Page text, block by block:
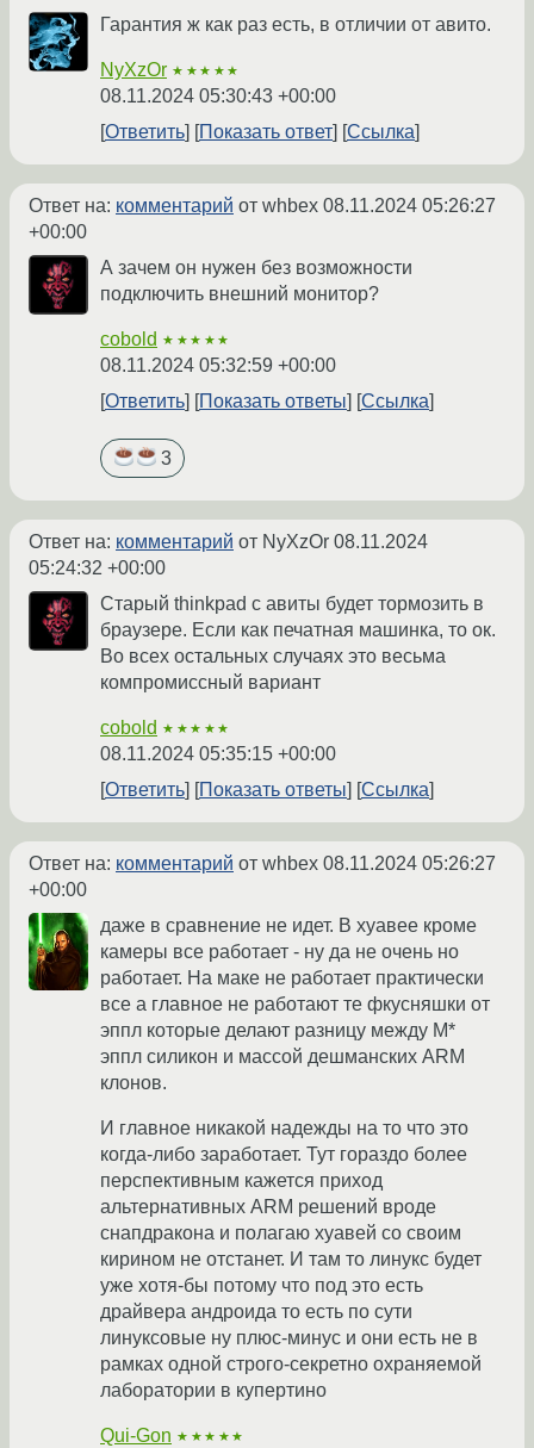
Гарантия ж как раз есть, в отличии от авито.
NyXzOr ★★★★★
08.11.2024 05:30:43 +00:00
Ответить
Показать ответ Ссылка
Ответ на: комментарий от whbex 08.11.2024 05:26:27
+00:00
А зачем он нужен без возможности
подключить внешний монитор?
cobold ★★★★★
08.11.2024 05:32:59 +00:00
Ответить
Показать ответы Ссылка
3
Ответ на: комментарий от NyXzOr 08.11.2024
05:24:32 +00:00
Старый thinkpad с авиты будет тормозить в
браузере. Если как печатная машинка, то ок.
Во всех остальных случаях это весьма
компромиссный вариант
cobold ★★★★★
08.11.2024 05:35:15 +00:00
Ответить
Показать ответы Ссылка
Ответ на: комментарий от whbex 08.11.2024 05:26:27
+00:00
даже в сравнение не идет. В хуавее кроме
камеры все работает - ну да не очень но
работает. На маке не работает практически
все а главное не работают те фкусняшки от
эппл которые делают разницу между M*
эппл силикон и массой дешманских ARM
клонов.
И главное никакой надежды на то что это
когда-либо заработает. Тут гораздо более
перспективным кажется приход
альтернативных ARM решений вроде
снапдракона и полагаю хуавей со своим
кирином не отстанет. И там то линукс будет
уже хотя-бы потому что под это есть
драйвера андроида то есть по сути
линуксовые ну плюс-минус и они есть не в
рамках одной строго-секретно охраняемой
лаборатории в купертино
Qui-Gon ★★★★★